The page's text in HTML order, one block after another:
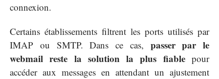
connexion.
Certains établissements filtrent les ports utilisés par
IMAP ou SMTP. Dans ce cas, passer par le
webmail reste la solution la plus fiablepour
accéder aux messages en attendant un ajustement